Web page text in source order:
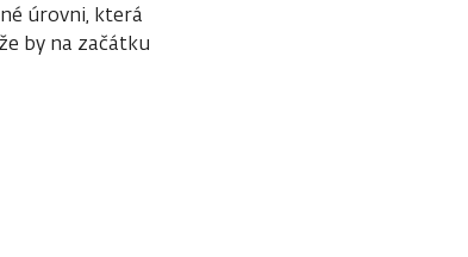
úrovni, která
by na začátku